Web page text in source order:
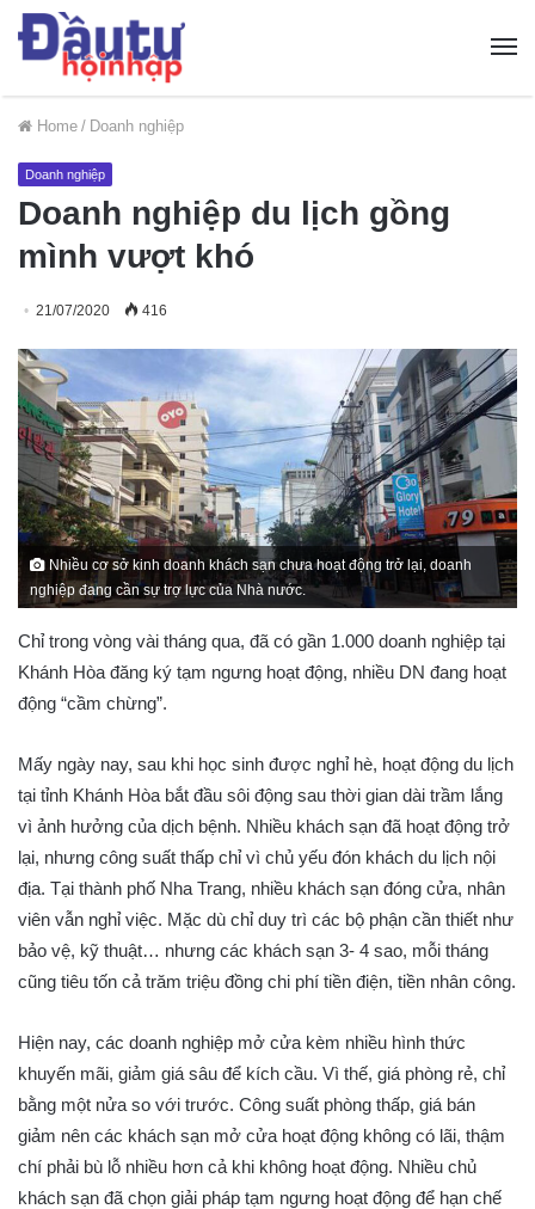
Home / Doanh nghiệp
Doanh nghiệp
Doanh nghiệp du lịch gồng
mình vượt khó
21/07/2020 416
Nhiều cơ sở kinh doanh khách sạn chưa hoạt động trở lại, doanh
nghiệp đang cần sự trợ lực của Nhà nước.
Chỉ trong vòng vài tháng qua, đã có gần 1.000 doanh nghiệp tại
Khánh Hòa đăng ký tạm ngưng hoạt động, nhiều DN đang hoạt
động “cầm chừng”.
Mấy ngày nay, sau khi học sinh được nghỉ hè, hoạt động du lịch
tại tỉnh Khánh Hòa bắt đầu sôi động sau thời gian dài trầm lắng
vì ảnh hưởng của dịch bệnh. Nhiều khách sạn đã hoạt động trở
lại, nhưng công suất thấp chỉ vì chủ yếu đón khách du lịch nội
địa. Tại thành phố Nha Trang, nhiều khách sạn đóng cửa, nhân
viên vẫn nghỉ việc. Mặc dù chỉ duy trì các bộ phận cần thiết như
bảo vệ, kỹ thuật… nhưng các khách sạn 3- 4 sao, mỗi tháng
cũng tiêu tốn cả trăm triệu đồng chi phí tiền điện, tiền nhân công.
Hiện nay, các doanh nghiệp mở cửa kèm nhiều hình thức
khuyến mãi, giảm giá sâu để kích cầu. Vì thế, giá phòng rẻ, chỉ
bằng một nửa so với trước. Công suất phòng thấp, giá bán
giảm nên các khách sạn mở cửa hoạt động không có lãi, thậm
chí phải bù lỗ nhiều hơn cả khi không hoạt động. Nhiều chủ
khách sạn đã chọn giải pháp tạm ngưng hoạt động để hạn chế